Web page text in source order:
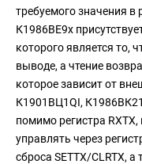
требуемого значения в
К1986ВЕ9x
которого является то,
выводе, а чтение
которое зависит от
К1901ВЦ1QI,
помимо регистра
управлять через
сброса SETTX/CLRTX,